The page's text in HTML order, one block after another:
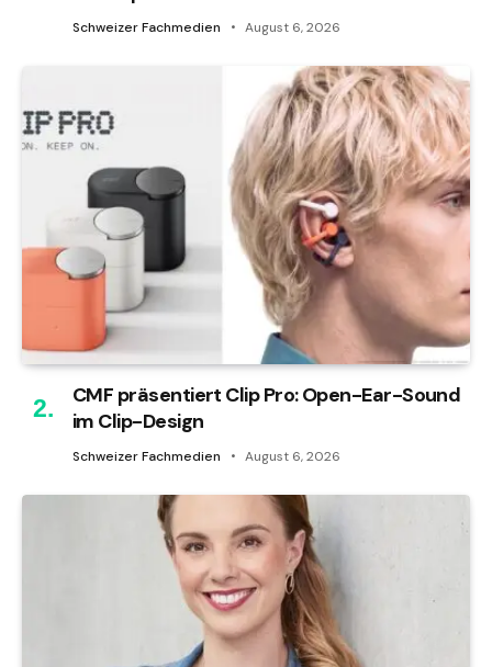
Schweizer Fachmedien August 6, 2026
CMF präsentiert Clip Pro: Open-Ear-Sound
im Clip-Design
Schweizer Fachmedien August 6, 2026